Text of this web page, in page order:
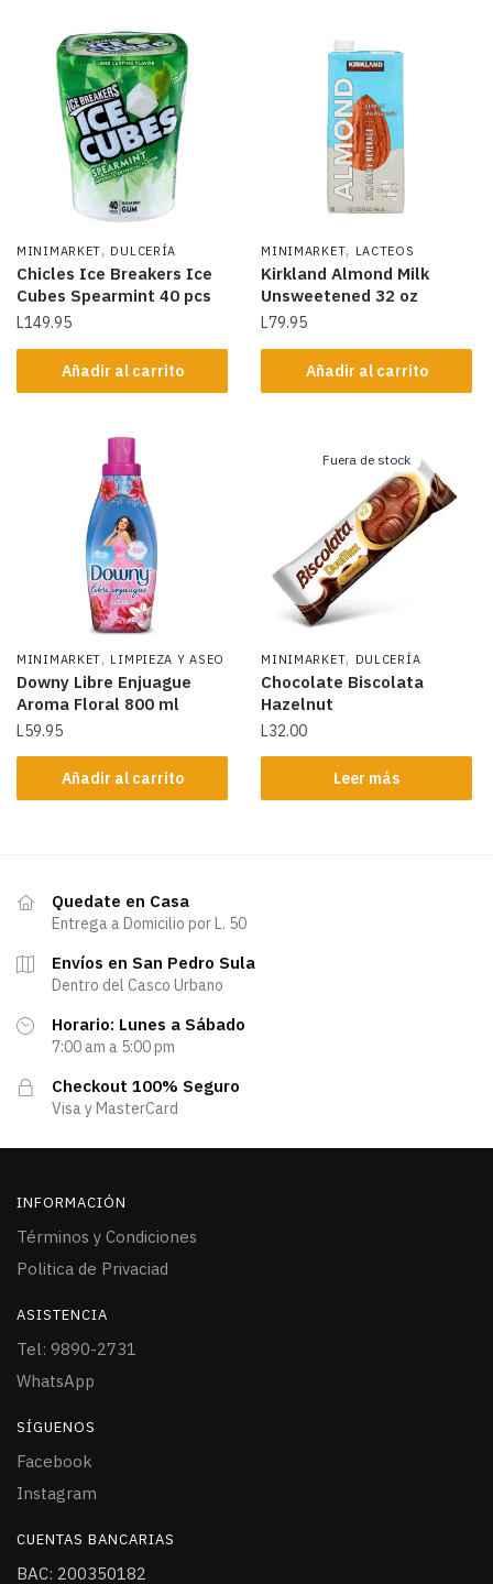
MINIMARKET, DULCERÍA
Chicles Ice Breakers Ice
Cubes Spearmint 40 pcs
L149.95
Añadir al carrito
MINIMARKET, LACTEOS
Kirkland Almond Milk
Unsweetened 32 oz
L79.95
Añadir al carrito
MINIMARKET, LIMPIEZA Y ASEO
Downy Libre Enjuague
Aroma Floral 800 ml
L59.95
Añadir al carrito
Fuera de stock
MINIMARKET, DULCERÍA
Chocolate Biscolata
Hazelnut
L32.00
Leer más
Quedate en Casa
Entrega a Domicilio por L. 50
Envíos en San Pedro Sula
Dentro del Casco Urbano
Horario: Lunes a Sábado
7:00 am a 5:00 pm
Checkout 100% Seguro
Visa y MasterCard
INFORMACIÓN
Términos y Condiciones
Politica de Privaciad
ASISTENCIA
Tel: 9890-2731
WhatsApp
SÍGUENOS
Facebook
Instagram
CUENTAS BANCARIAS
BAC: 200350182